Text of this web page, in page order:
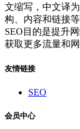
文缩写，中文译
构、内容和链接
SEO目的是提升
获取更多流量和网
友情链接
SEO
会员中心